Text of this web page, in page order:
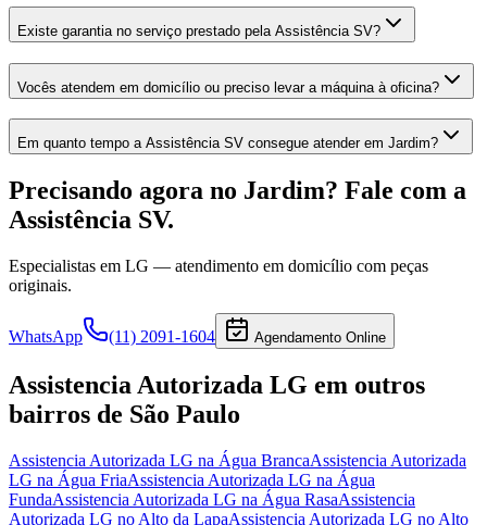
Existe garantia no serviço prestado pela Assistência SV?
Vocês atendem em domicílio ou preciso levar a máquina à oficina?
Em quanto tempo a Assistência SV consegue atender em Jardim?
Precisando agora no Jardim? Fale com a
Assistência SV.
Especialistas em LG — atendimento em domicílio com peças
originais.
WhatsApp (11) 2091-1604 Agendamento Online
Assistencia Autorizada LG em outros
bairros de São Paulo
Assistencia Autorizada LG na Água BrancaAssistencia Autorizada
LG na Água FriaAssistencia Autorizada LG na Água
FundaAssistencia Autorizada LG na Água RasaAssistencia
Autorizada LG no Alto da LapaAssistencia Autorizada LG no Alto